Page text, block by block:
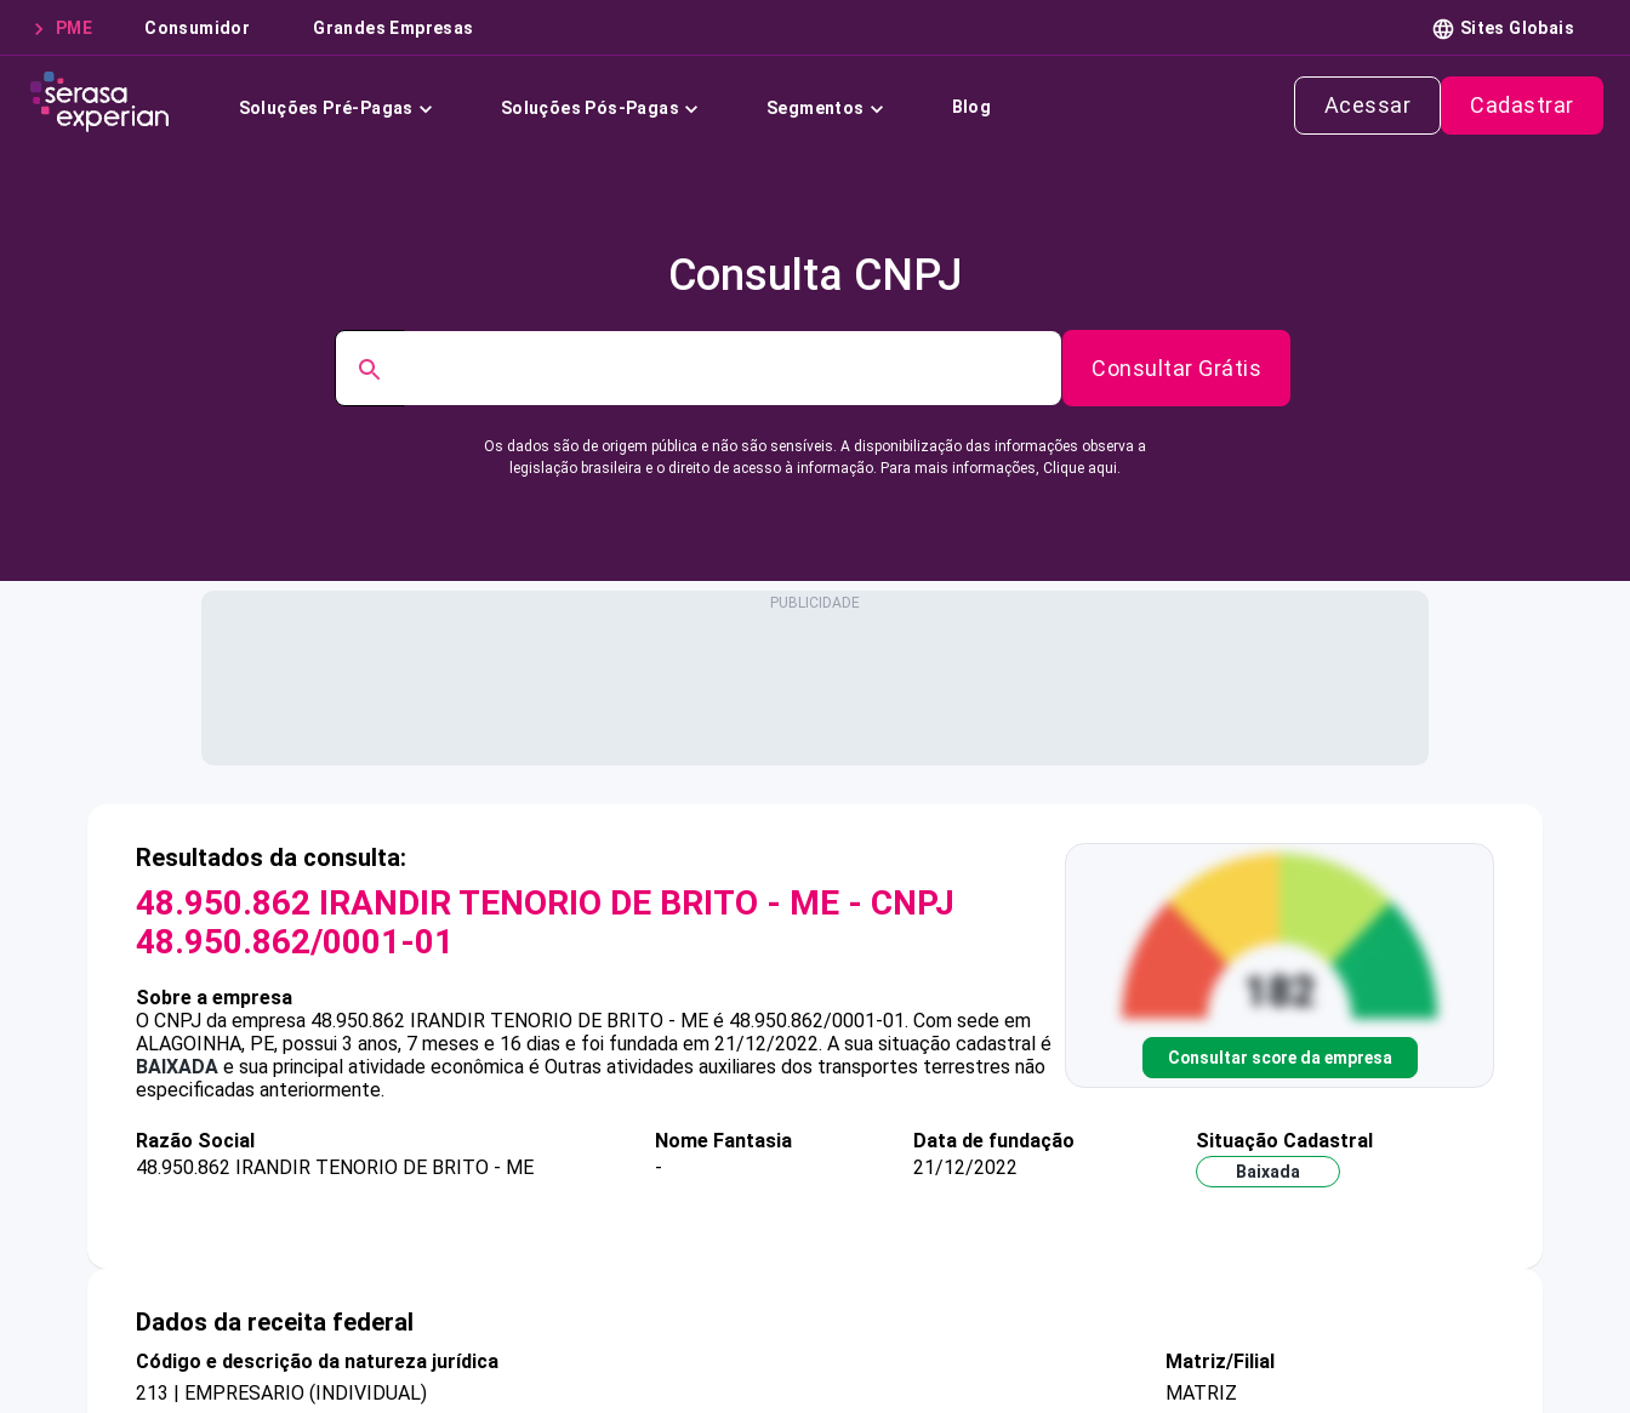
PME Consumidor Grandes Empresas Sites Globais
Soluções Pré-Pagas Soluções Pós-Pagas Segmentos Blog Acessar Cadastrar
Consulta CNPJ
Consultar Grátis
Os dados são de origem pública e não são sensíveis. A disponibilização das informações observa a
legislação brasileira e o direito de acesso à informação. Para mais informações, Clique aqui.
Resultados da consulta:
48.950.862 IRANDIR TENORIO DE BRITO - ME - CNPJ
48.950.862/0001-01
Sobre a empresa
O CNPJ da empresa 48.950.862 IRANDIR TENORIO DE BRITO - ME é 48.950.862/0001-01. Com sede em
ALAGOINHA, PE, possui 3 anos, 7 meses e 16 dias e foi fundada em 21/12/2022. A sua situação cadastral é
BAIXADA e sua principal atividade econômica é Outras atividades auxiliares dos transportes terrestres não
especificadas anteriormente.
Consultar score da empresa
Razão Social
48.950.862 IRANDIR TENORIO DE BRITO - ME
Nome Fantasia
-
Data de fundação
21/12/2022
Situação Cadastral
Baixada
Dados da receita federal
Código e descrição da natureza jurídica
213 | EMPRESARIO (INDIVIDUAL)
Matriz/Filial
MATRIZ